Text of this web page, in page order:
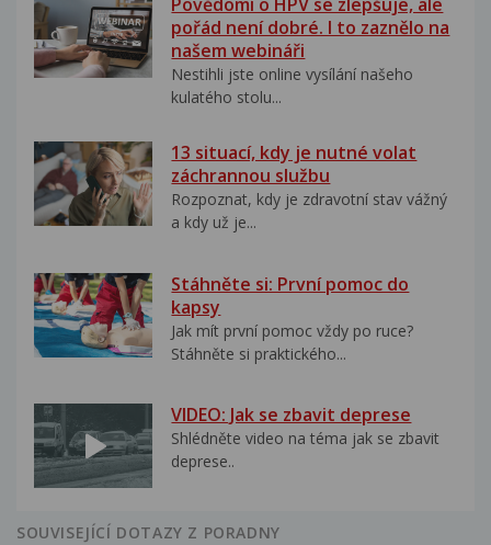
pořád není dobré. I to zaznělo na
našem webináři
Nestihli jste online vysílání našeho
kulatého stolu...
13 situací, kdy je nutné volat
záchrannou službu
Rozpoznat, kdy je zdravotní stav vážný
a kdy už je...
Stáhněte si: První pomoc do
kapsy
Jak mít první pomoc vždy po ruce?
Stáhněte si praktického...
VIDEO: Jak se zbavit deprese
Shlédněte video na téma jak se zbavit
deprese..
SOUVISEJÍCÍ DOTAZY Z PORADNY